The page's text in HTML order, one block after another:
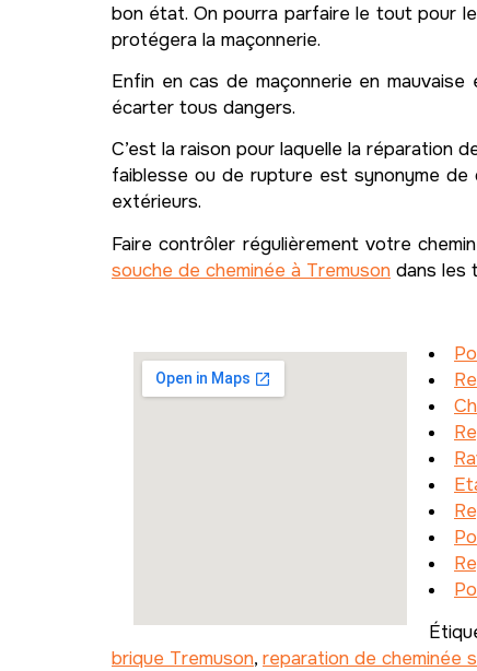
bon état. On pourra parfaire le tout pour
protégera la maçonnerie.
Enfin en cas de maçonnerie en
écarter tous dangers.
C’est la raison pour laquelle la réparation
faiblesse ou de rupture est synonyme de
extérieurs.
Faire contrôler régulièrement votre
souche de cheminée à Tremuson dans les
brique Tremuson, reparation de cheminée